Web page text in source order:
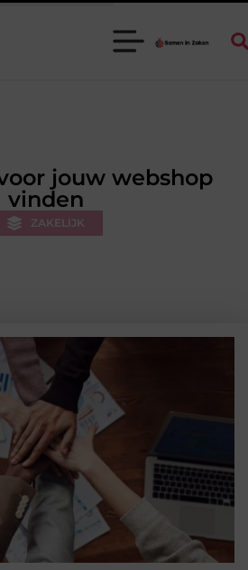
jouw webshop
vinden
ZAKELIJK